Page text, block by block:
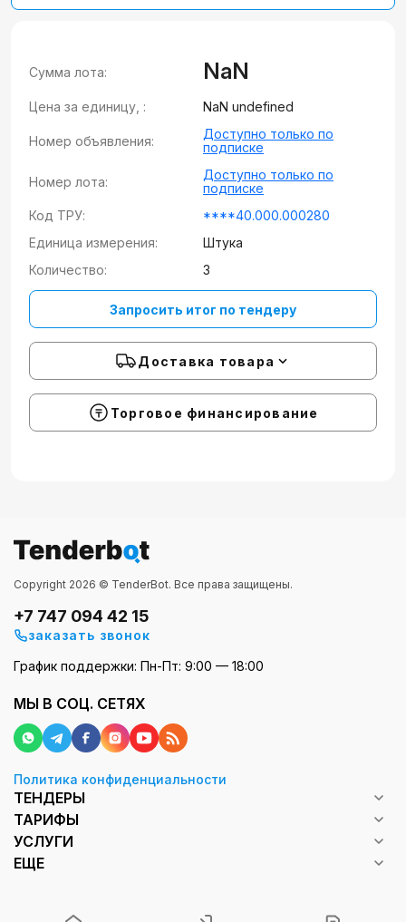
Сумма лота: NaN
Цена за единицу, : NaN undefined
Номер объявления:
Доступно только по
подписке
Номер лота:
Доступно только по
подписке
Код ТРУ:
****40.000.000280
Единица измерения:
Штука
Количество:
3
Запросить итог по тендеру
Доставка товара
Торговое финансирование
Copyright 2026 © TenderBot. Все права защищены.
+7 747 094 42 15
заказать звонок
График поддержки: Пн-Пт: 9:00 — 18:00
МЫ В СОЦ. СЕТЯХ
Политика конфиденциальности
ТЕНДЕРЫ
ТАРИФЫ
УСЛУГИ
ЕЩЕ